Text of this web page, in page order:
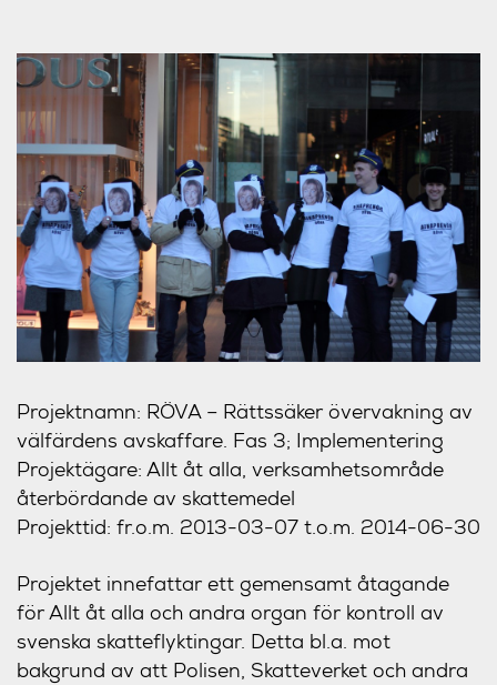
Projektnamn: RÖVA – Rättssäker övervakning av
välfärdens avskaffare. Fas 3; Implementering
Projektägare: Allt åt alla, verksamhetsområde
återbördande av skattemedel
Projekttid: fr.o.m. 2013-03-07 t.o.m. 2014-06-30
Projektet innefattar ett gemensamt åtagande
för Allt åt alla och andra organ för kontroll av
svenska skatteflyktingar. Detta bl.a. mot
bakgrund av att Polisen, Skatteverket och andra